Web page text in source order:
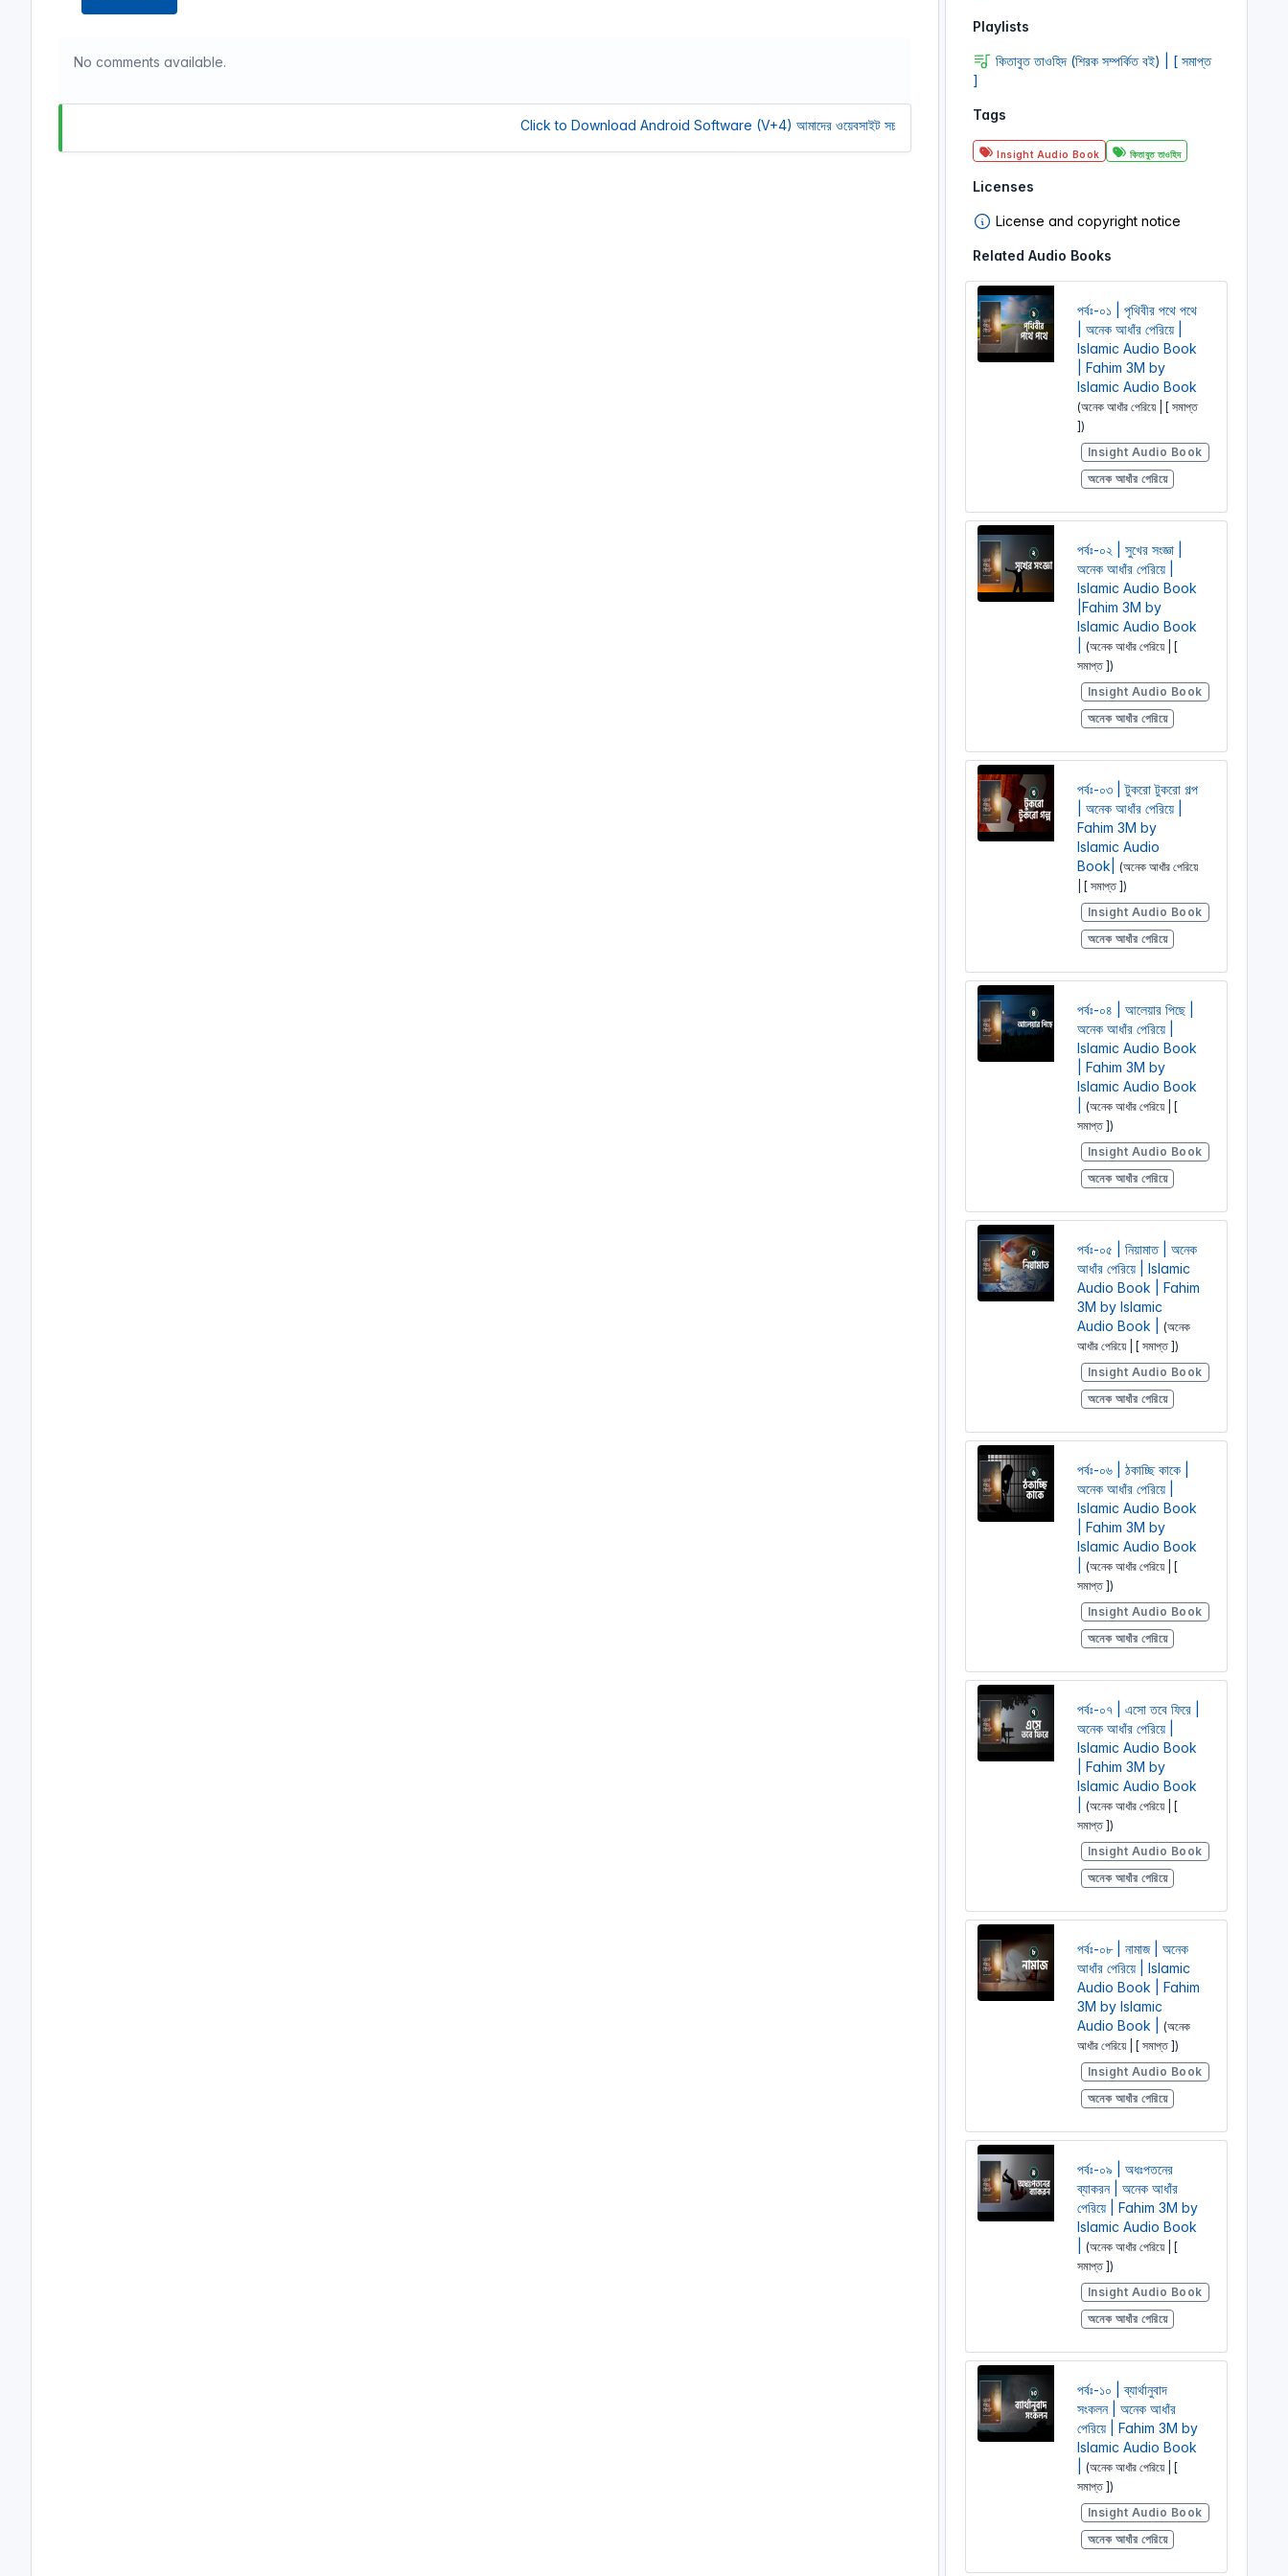
No comments available.
Click to Download Android Software (V+4) আমাদের ওয়েবসাইট সচল রাখতে আমাদের অর্থ সাহায্য করুন। আমরা একটি অলাভজনক ওয়েবসাইট, আমরা ওয়েবসাইট
Playlists
কিতাবুত তাওহিদ (শিরক সম্পর্কিত বই) | [ সমাপ্ত
]
Tags
Insight Audio Book কিতাবুত তাওহিদ
Licenses
License and copyright notice
Related Audio Books
পর্বঃ-০১ | পৃথিবীর পথে পথে
| অনেক আধাঁর পেরিয়ে |
Islamic Audio Book
| Fahim 3M by
Islamic Audio Book
(অনেক আধাঁর পেরিয়ে | [ সমাপ্ত
])
Insight Audio Book
অনেক আধাঁর পেরিয়ে
পর্বঃ-০২ | সুখের সংজ্ঞা |
অনেক আধাঁর পেরিয়ে |
Islamic Audio Book
|Fahim 3M by
Islamic Audio Book
(অনেক আধাঁর পেরিয়ে | [
সমাপ্ত ])
Insight Audio Book
অনেক আধাঁর পেরিয়ে
পর্বঃ-০৩ | টুকরো টুকরো গল্প
| অনেক আধাঁর পেরিয়ে |
Fahim 3M by
Islamic Audio
Book|
(অনেক আধাঁর পেরিয়ে
| [ সমাপ্ত ])
Insight Audio Book
অনেক আধাঁর পেরিয়ে
পর্বঃ-০৪ | আলেয়ার পিছে |
অনেক আধাঁর পেরিয়ে |
Islamic Audio Book
| Fahim 3M by
Islamic Audio Book
(অনেক আধাঁর পেরিয়ে | [
সমাপ্ত ])
Insight Audio Book
অনেক আধাঁর পেরিয়ে
পর্বঃ-০৫ | নিয়ামাত | অনেক
আধাঁর পেরিয়ে | Islamic
Audio Book | Fahim
3M by Islamic
Audio Book |
(অনেক
আধাঁর পেরিয়ে | [ সমাপ্ত ])
Insight Audio Book
অনেক আধাঁর পেরিয়ে
পর্বঃ-০৬ | ঠকাচ্ছি কাকে |
অনেক আধাঁর পেরিয়ে |
Islamic Audio Book
| Fahim 3M by
Islamic Audio Book
(অনেক আধাঁর পেরিয়ে | [
সমাপ্ত ])
Insight Audio Book
অনেক আধাঁর পেরিয়ে
পর্বঃ-০৭ | এসো তবে ফিরে |
অনেক আধাঁর পেরিয়ে |
Islamic Audio Book
| Fahim 3M by
Islamic Audio Book
(অনেক আধাঁর পেরিয়ে | [
সমাপ্ত ])
Insight Audio Book
অনেক আধাঁর পেরিয়ে
পর্বঃ-০৮ | নামাজ | অনেক
আধাঁর পেরিয়ে | Islamic
Audio Book | Fahim
3M by Islamic
Audio Book |
(অনেক
আধাঁর পেরিয়ে | [ সমাপ্ত ])
Insight Audio Book
অনেক আধাঁর পেরিয়ে
পর্বঃ-০৯ | অধঃপতনের
ব্যাকরন | অনেক আধাঁর
পেরিয়ে | Fahim 3M by
Islamic Audio Book
(অনেক আধাঁর পেরিয়ে | [
সমাপ্ত ])
Insight Audio Book
অনেক আধাঁর পেরিয়ে
পর্বঃ-১০ | ব্যার্থানুবাদ
সংকলন | অনেক আধাঁর
পেরিয়ে | Fahim 3M by
Islamic Audio Book
(অনেক আধাঁর পেরিয়ে | [
সমাপ্ত ])
Insight Audio Book
অনেক আধাঁর পেরিয়ে